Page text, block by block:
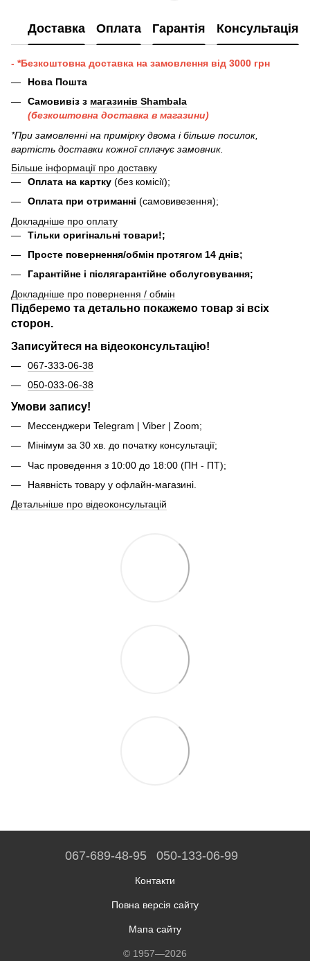
Доставка Оплата Гарантія Консультація
- *Безкоштовна доставка на замовлення від 3000 грн
Нова Пошта
Самовивіз з магазинів Shambala
(безкоштовна доставка в магазини)
*При замовленні на примірку двома і більше посилок,
вартість доставки кожної сплачує замовник.
Більше інформації про доставку
Оплата на картку (без комісії);
Оплата при отриманні (самовивезення);
Докладніше про оплату
Тільки оригінальні товари!;
Просте повернення/обмін протягом 14 днів;
Гарантійне і післягарантійне обслуговування;
Докладніше про повернення / обмін
Підберемо та детально покажемо товар зі всіх
сторон.
Записуйтеся на відеоконсультацію!
067-333-06-38
050-033-06-38
Умови запису!
Мессенджери Telegram | Viber | Zoom;
Мінімум за 30 хв. до початку консультації;
Час проведення з 10:00 до 18:00 (ПН - ПТ);
Наявність товару у офлайн-магазині.
Детальніше про відеоконсультацій
067-689-48-95 050-133-06-99
Контакти
Повна версія сайту
Мапа сайту
© 1957—2026